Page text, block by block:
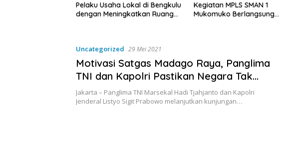
Kegiatan MPLS SMAN 1
Mukomuko Berlangsung
Uncategorized 29 Mei 2021
Motivasi Satgas Madago Raya, Panglima
TNI dan Kapolri Pastikan Negara Tak
Akan Kalah dari Teroris
Jakarta – Panglima TNI Marsekal Hadi Tjahjanto dan Kapolri
Jenderal Listyo Sigit Prabowo melanjutkan kunjungan…